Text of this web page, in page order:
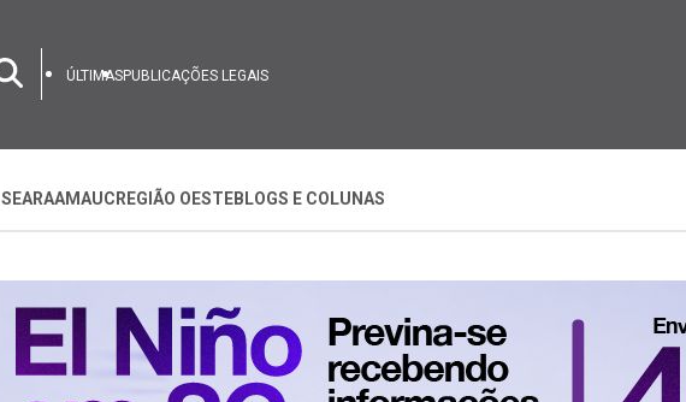
ÚLTIMASPUBLICAÇÕES LEGAIS
SEARAAMAUC REGIÃO OESTEBLOGS E COLUNAS